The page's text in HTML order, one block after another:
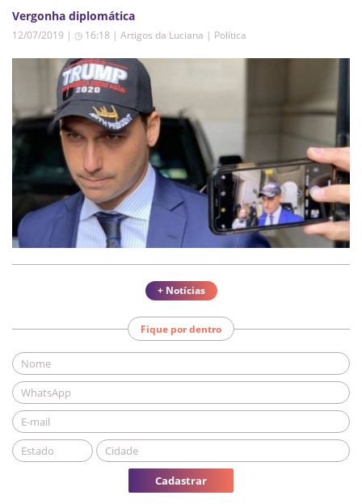
Vergonha diplomática
12/07/2019 | ◷ 16:18 | Artigos da Luciana | Política
+ Notícias
Fique por dentro
Cadastrar